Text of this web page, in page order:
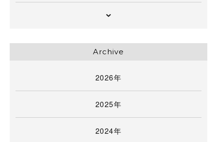
Archive
2026年
2025年
2024年